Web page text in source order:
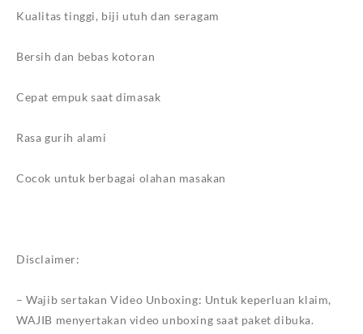
Kualitas tinggi, biji utuh dan seragam
Bersih dan bebas kotoran
Cepat empuk saat dimasak
Rasa gurih alami
Cocok untuk berbagai olahan masakan
Disclaimer:
– Wajib sertakan Video Unboxing: Untuk keperluan klaim,
WAJIB menyertakan video unboxing saat paket dibuka.